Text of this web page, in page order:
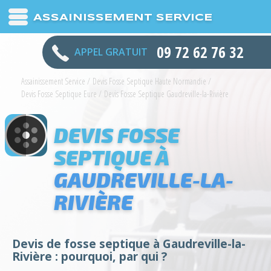
ASSAINISSEMENT SERVICE
APPEL GRATUIT 09 72 62 76 32
Assainissement Service / Devis Fosse Septique Haute Normandie /
Devis Fosse Septique Eure / Devis Fosse Septique Gaudreville-la-Rivière
DEVIS FOSSE
SEPTIQUE À
GAUDREVILLE-LA-
RIVIÈRE
Devis de fosse septique à Gaudreville-la-
Rivière : pourquoi, par qui ?